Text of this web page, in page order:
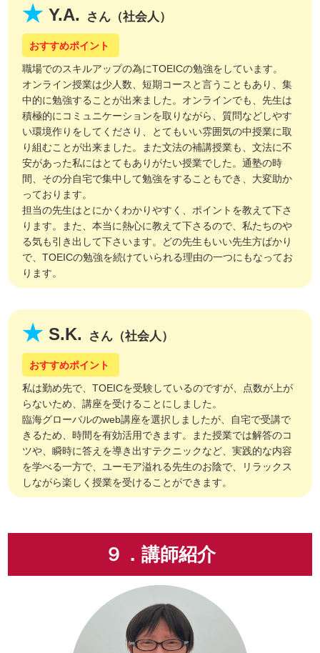
Y.A. さん（社会人）
職場でのスキルアップの為にTOEICの勉強をしています。
オンライン授業は少人数、短期コースと言うこともあり、集
中的に勉強することが出来ました。オンラインでも、先生は
積極的にコミュニケーションを取りながら、質問などしやす
い環境作りをしてくださり、とてもいい雰囲気の中授業に取
り組むことが出来ました。また文法の補講授業も、文法に不
安があった私にはとてもありがたい授業でした。通塾の時
間、その分自宅で集中して勉強をすることもでき、大変助か
っております。
担当の先生はとにかくわかりやすく、ポイントを教えて下さ
ります。また、本当に熱心に教えて下さるので、私たちのや
る気も引き出して下さいます。どの先生もいい先生方ばかり
で、TOEICの勉強を続けていられる理由の一つにもなってお
ります。
S.K. さん（社会人）
私は勤め先で、TOEICを受験しているのですが、点数が上が
らないため、講座を受けることにしました。
臨海グローバルのweb講座を選択しましたが、自宅で受講で
きるため、時間を有効活用できます。また授業では解答のコ
ツや、瞬時に答えを導き出すテクニックなど、実践的な内容
を学べる一方で、ユーモア溢れる先生のお陰で、リラックス
しながら楽しく授業を受けることができます。
９．講師紹介